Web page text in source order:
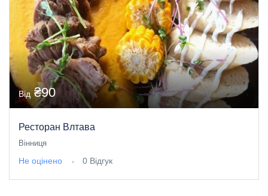
Від₴90
Ресторан Влтава
Вінниця
Не оцінено 0 Відгук